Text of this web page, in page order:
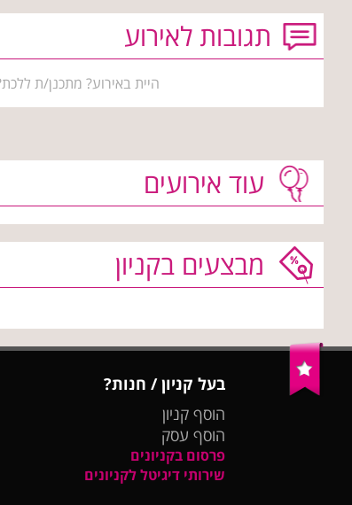
תגובות לאירוע
היית באירוע? מתכנן/ת
עוד אירועים
מבצעים בקניון
בעל קניון / חנות?
הוסף קניון
הוסף עסק
פרסום בקניונים
שירותי דיגיטל לקניונים